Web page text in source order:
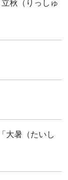
秋（りっしゅ
大暑（たいし